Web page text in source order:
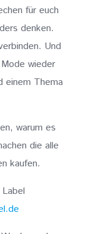
für euch
denken.
Und
wieder
einem Thema
warum es
die alle
kaufen.